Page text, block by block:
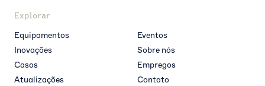
Explorar
Equipamentos
Inovações
Casos
Atualizações
Eventos
Sobre nós
Empregos
Contato